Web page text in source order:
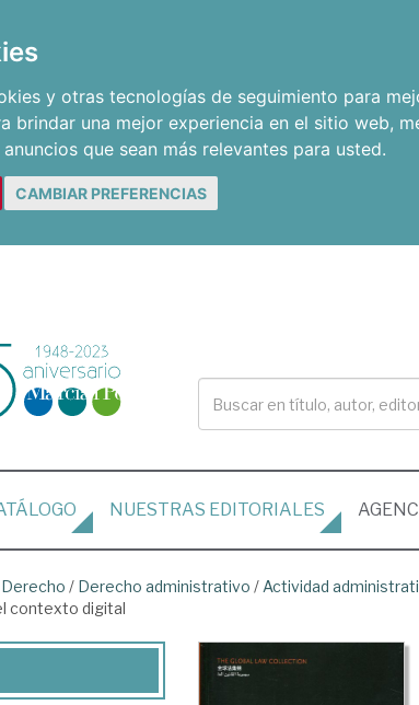
y otras tecnologías de seguimiento para
brindar una mejor experiencia en el sitio web,
que sean más relevantes para usted.
CAMBIAR PREFERENCIAS
NUESTRAS EDITORIALES
Derecho / Derecho administrativo / Actividad
contexto digital